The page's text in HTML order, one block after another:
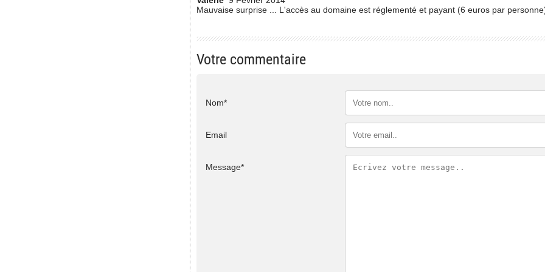
Mauvaise surprise ... L'accès au domaine est réglementé et payant (6 euros par
Votre commentaire
Nom*
Email
Message*